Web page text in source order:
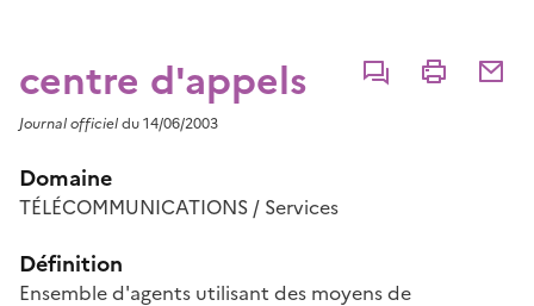
centre d'appels CommenterImprimer
Journal officieldu 14/06/2003
Domaine
TÉLÉCOMMUNICATIONS / Services
Définition
Ensemble d'agents utilisant des moyens de